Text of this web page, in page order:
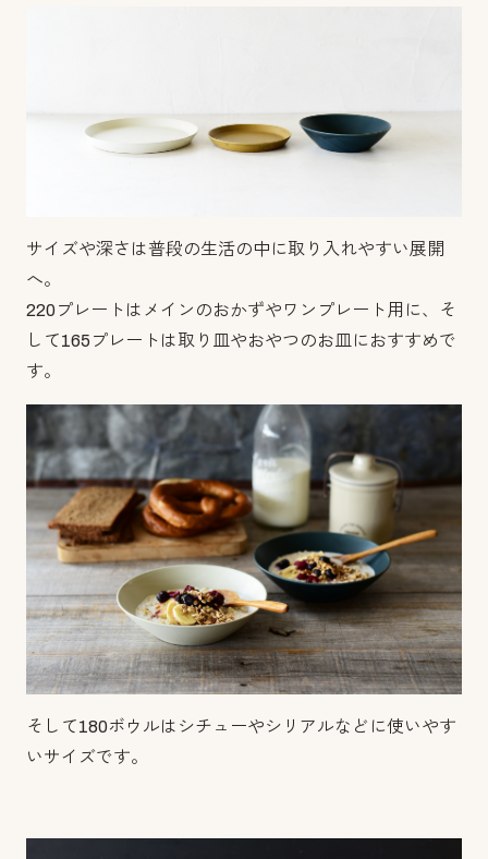
サイズや深さは普段の生活の中に取り入れやすい展開
へ。
220プレートはメインのおかずやワンプレート用に、そ
して165プレートは取り皿やおやつのお皿におすすめで
す。
そして180ボウルはシチューやシリアルなどに使いやす
いサイズです。